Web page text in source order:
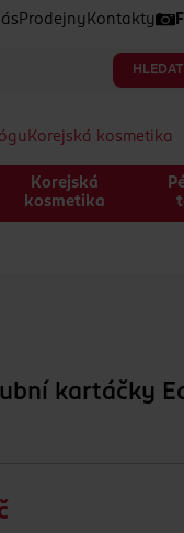
Prodejny Kontakty
HLEDAT
Korejská kosmetika
Korejská
kosmetika
kartáčky